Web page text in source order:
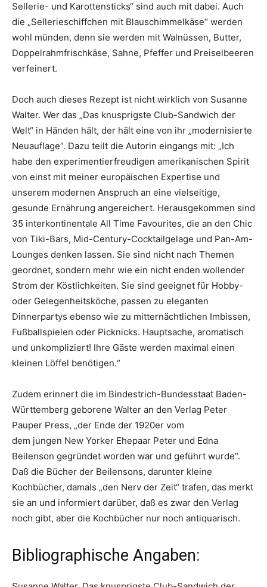
Sellerie- und Karottensticks“ sind auch mit dabei. Auch
die „Sellerieschiffchen mit Blauschimmelkäse“ werden
wohl münden, denn sie werden mit Walnüssen, Butter,
Doppelrahmfrischkäse, Sahne, Pfeffer und Preiselbeeren
verfeinert.
Doch auch dieses Rezept ist nicht wirklich von Susanne
Walter. Wer das „Das knusprigste Club-Sandwich der
Welt“ in Händen hält, der hält eine von ihr „modernisierte
Neuauflage“. Dazu teilt die Autorin eingangs mit: „Ich
habe den experimentierfreudigen amerikanischen Spirit
von einst mit meiner europäischen Expertise und
unserem modernen Anspruch an eine vielseitige,
gesunde Ernährung angereichert. Herausgekommen sind
35 interkontinentale All Time Favourites, die an den Chic
von Tiki-Bars, Mid-Century-Cocktailgelage und Pan-Am-
Lounges denken lassen. Sie sind nicht nach Themen
geordnet, sondern mehr wie ein nicht enden wollender
Strom der Köstlichkeiten. Sie sind geeignet für Hobby-
oder Gelegenheitsköche, passen zu eleganten
Dinnerpartys ebenso wie zu mitternächtlichen Imbissen,
Fußballspielen oder Picknicks. Hauptsache, aromatisch
und unkompliziert! Ihre Gäste werden maximal einen
kleinen Löffel benötigen.“
Zudem erinnert die im Bindestrich-Bundesstaat Baden-
Württemberg geborene Walter an den Verlag Peter
Pauper Press, „der Ende der 1920er vom
dem jungen New Yorker Ehepaar Peter und Edna
Beilenson gegründet worden war und geführt wurde“.
Daß die Bücher der Beilensons, darunter kleine
Kochbücher, damals „den Nerv der Zeit“ trafen, das merkt
sie an und informiert darüber, daß es zwar den Verlag
noch gibt, aber die Kochbücher nur noch antiquarisch.
Bibliographische Angaben: